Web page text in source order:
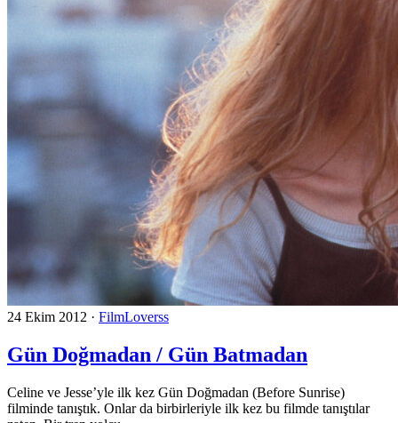
24 Ekim 2012 · FilmLoverss
Gün Doğmadan / Gün Batmadan
Celine ve Jesse’yle ilk kez Gün Doğmadan (Before Sunrise)
filminde tanıştık. Onlar da birbirleriyle ilk kez bu filmde tanıştılar